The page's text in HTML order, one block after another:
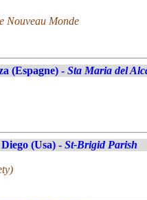
Nouveau Monde
(Espagne) - Sta Maria del
(Usa) - St-Brigid Parish